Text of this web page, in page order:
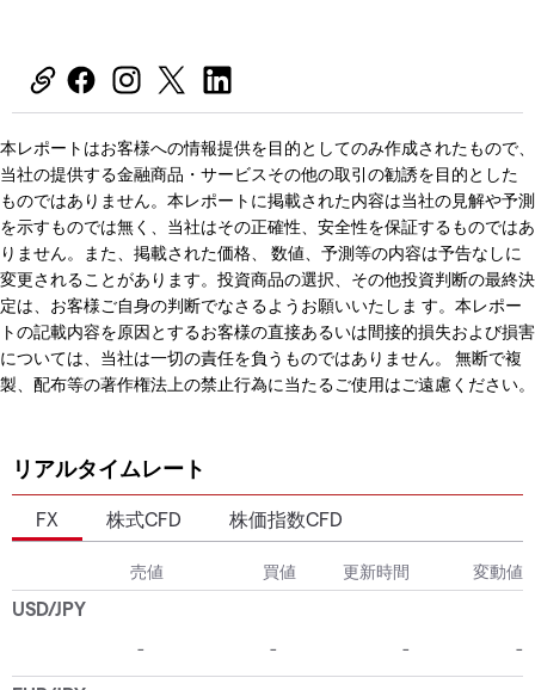
本レポートはお客様への情報提供を目的としてのみ作成されたもので、
当社の提供する金融商品・サービスその他の取引の勧誘を目的とした
ものではありません。本レポートに掲載された内容は当社の見解や予測
を示すものでは無く、当社はその正確性、安全性を保証するものではあ
りません。また、掲載された価格、 数値、予測等の内容は予告なしに
変更されることがあります。投資商品の選択、その他投資判断の最終決
定は、お客様ご自身の判断でなさるようお願いいたしま す。本レポー
トの記載内容を原因とするお客様の直接あるいは間接的損失および損害
については、当社は一切の責任を負うものではありません。 無断で複
製、配布等の著作権法上の禁止行為に当たるご使用はご遠慮ください。
リアルタイムレート
FX 株式CFD 株価指数CFD